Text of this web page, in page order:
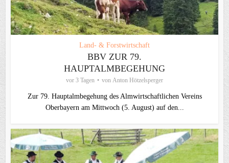
Land- & Forstwirtschaft
BBV ZUR 79.
HAUPTALMBEGEHUNG
vor 3 Tagen von Anton Hötzelsperger
Zur 79. Hauptalmbegehung des Almwirtschaftlichen Vereins
Oberbayern am Mittwoch (5. August) auf den...